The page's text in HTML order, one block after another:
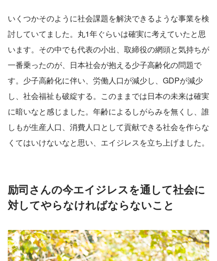
いくつかそのように社会課題を解決できるような事業を検
討していてました。丸1年ぐらいは確実に考えていたと思
います。その中でも代表の小出、取締役の網頭と気持ちが
一番乗ったのが、日本社会が抱える少子高齢化の問題で
す。少子高齢化に伴い、労働人口が減少し、GDPが減少
し、社会福祉も破綻する。このままでは日本の未来は確実
に暗いなと感じました。年齢によるしがらみを無くし、誰
しもが生産人口、消費人口として貢献できる社会を作らな
くてはいけないなと思い、エイジレスを立ち上げました。
励司さんの今エイジレスを通して社会に
対してやらなければならないこと